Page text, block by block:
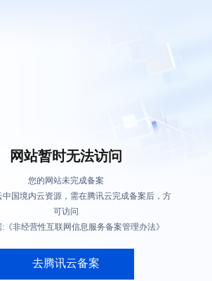
网站暂时无法访问
您的网站未完成备案
中国境内云资源，需在腾讯云完成备案后，方
可访问
《非经营性互联网信息服务备案管理办法》
去腾讯云备案